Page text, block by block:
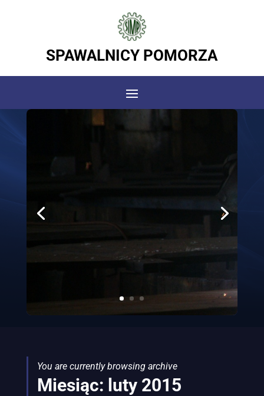
SPAWALNICY POMORZA
You are currently browsing archive
Miesiąc: luty 2015